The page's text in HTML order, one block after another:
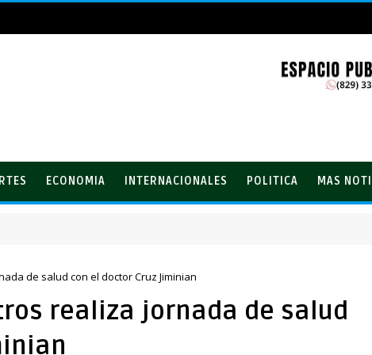
ECONOMIA INTERNACIONALES POLITICA MAS
de salud con el doctor Cruz Jiminian
realiza jornada de salud